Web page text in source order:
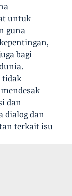
untuk
guna
bagi
tidak
dan
dialog dan
terkait isu